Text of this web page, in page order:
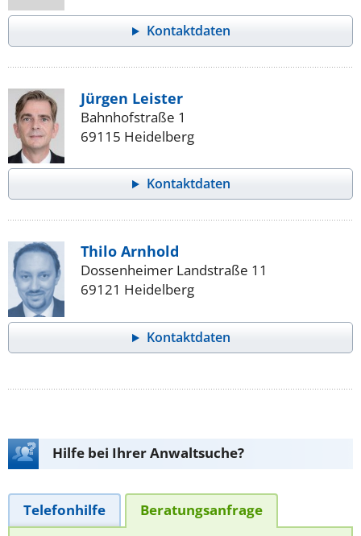
Kontaktdaten
Jürgen Leister
Bahnhofstraße 1
69115 Heidelberg
Kontaktdaten
Thilo Arnhold
Dossenheimer Landstraße 11
69121 Heidelberg
Kontaktdaten
Hilfe bei Ihrer Anwaltsuche?
Telefonhilfe Beratungsanfrage